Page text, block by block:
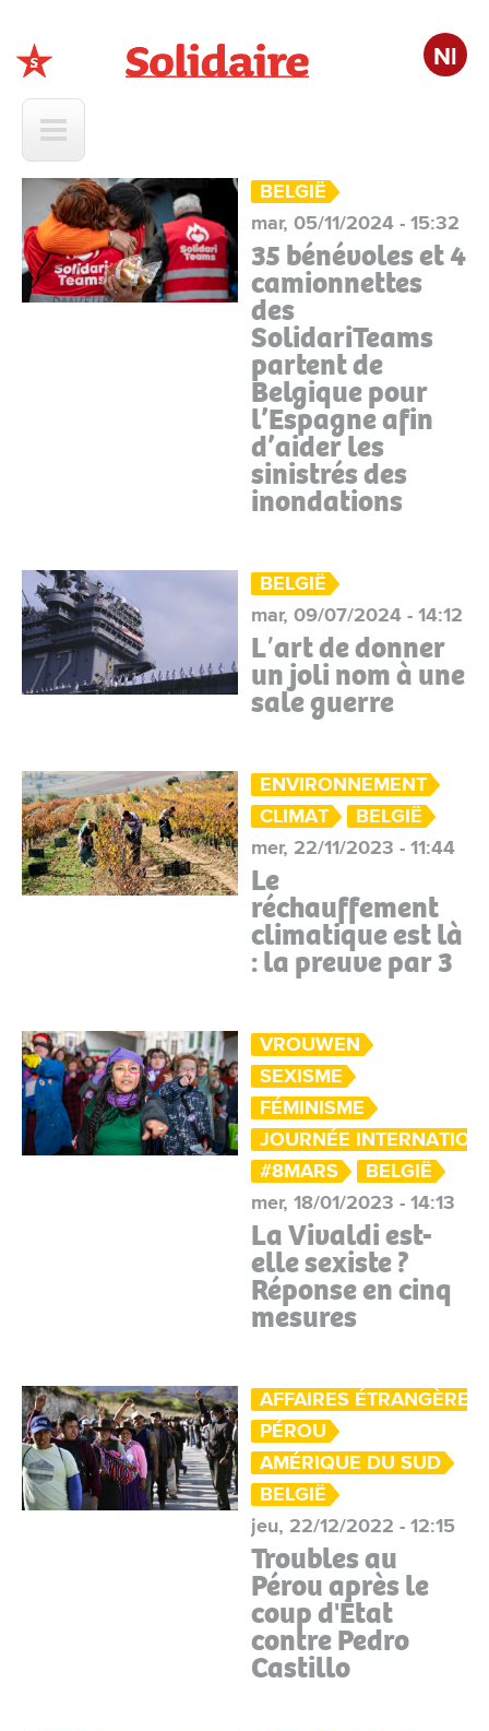
Nl
BELGIË
mar, 05/11/2024 - 15:32
35 bénévoles et 4
camionnettes
des
SolidariTeams
partent de
Belgique pour
l’Espagne afin
d’aider les
sinistrés des
inondations
BELGIË
mar, 09/07/2024 - 14:12
Lʼart de donner
un joli nom à une
sale guerre
ENVIRONNEMENT
CLIMAT
BELGIË
mer, 22/11/2023 - 11:44
Le
réchauffement
climatique est là
: la preuve par 3
VROUWEN
SEXISME
FÉMINISME
JOURNÉE
#8MARS
BELGIË
mer, 18/01/2023 - 14:13
La Vivaldi est-
elle sexiste ?
Réponse en cinq
mesures
AFFAIRES ÉTRANGÈRES
PÉROU
AMÉRIQUE DU SUD
BELGIË
jeu, 22/12/2022 - 12:15
Troubles au
Pérou après le
coup d'État
contre Pedro
Castillo